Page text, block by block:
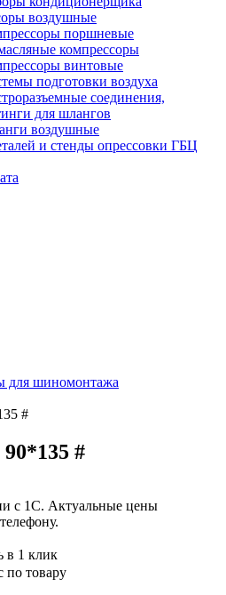
воздушные
поршневые
компрессоры
винтовые
подготовки воздуха
соединения,
для шлангов
воздушные
и стенды опрессовки ГБЦ
для шиномонтажа
#
#
с 1С. Актуальные цены
в 1 клик
по товару